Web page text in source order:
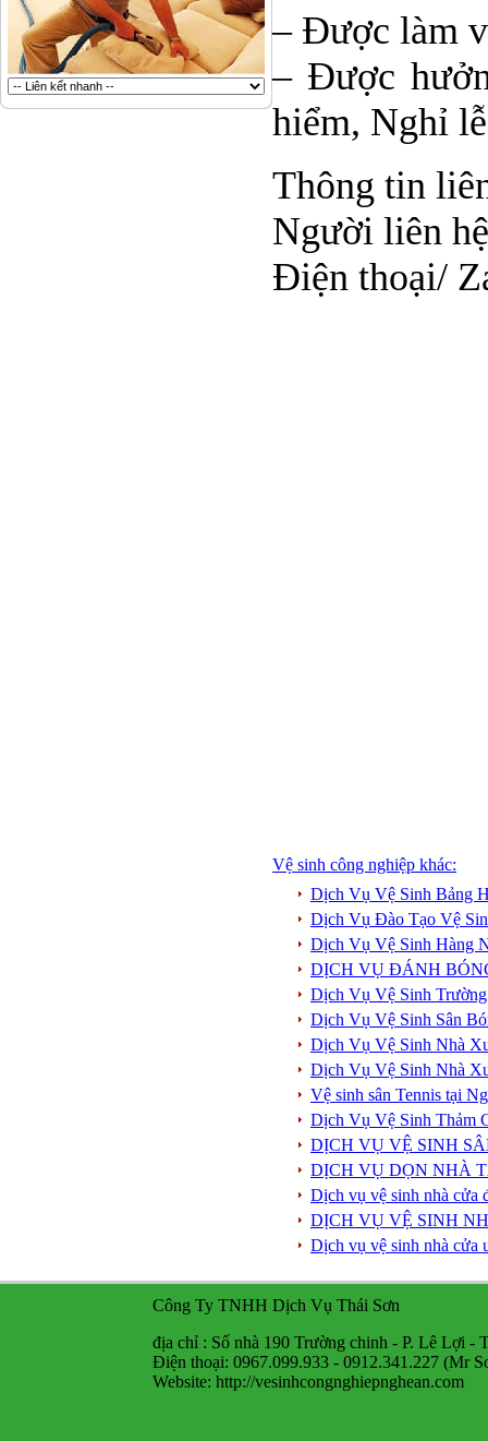
– Được làm
– Được
hiểm, Nghỉ
Thông tin
Người liên
Điện thoại/
Vệ sinh công nghiệp khác:
Dịch Vụ Vệ Sinh Bảng
Dịch Vụ Đào Tạo Vệ
Dịch Vụ Vệ Sinh Hàng
DỊCH VỤ ĐÁNH
Dịch Vụ Vệ Sinh
Dịch Vụ Vệ Sinh Sân
Dịch Vụ Vệ Sinh Nhà
Dịch Vụ Vệ Sinh Nhà
Vệ sinh sân Tennis tại
Dịch Vụ Vệ Sinh Thảm
DỊCH VỤ VỆ SINH
DỊCH VỤ DỌN NHÀ
Dịch vụ vệ sinh nhà cửa
DỊCH VỤ VỆ SINH
Dịch vụ vệ sinh nhà
Công Ty TNHH Dịch Vụ Thái Sơn
địa chỉ : Số nhà 190 Trường chinh - P. Lê Lợi -
Điện thoại: 0967.099.933 - 0912.341.227 (Mr
Website: http://vesinhcongnghiepnghean.com